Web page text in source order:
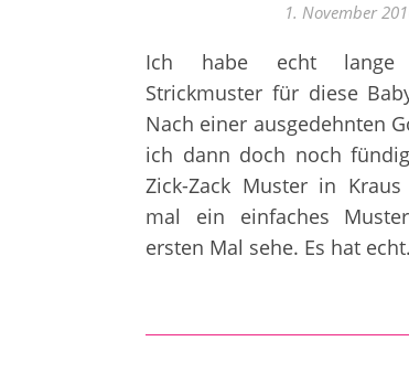
1. November
Ich habe echt lange
Strickmuster für diese
Nach einer ausgedehnten
ich dann doch noch
Zick-Zack Muster in
mal ein einfaches
ersten Mal sehe. Es hat